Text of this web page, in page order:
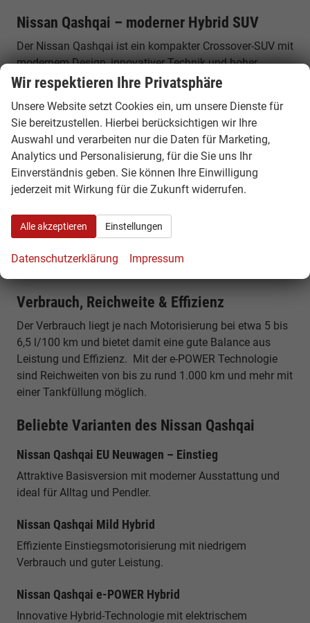
Nissan Qashqai – moderner Hybrid SUV
Der Nissan Qashqai ist ein kompakter Crossover-SUV mit
modernem Design, innovativer Technik und hoher
Alltagstauglichkeit. Er kombiniert die Vorteile eines SUVs
Ausstattung.
Motoren, Leistung & Hybrid-Technologie
Der Nissan Qashqai ist als Mild-Hybrid und mit
innovativer e-POWER Hybrid-Technologie erhältlich. Die
ein elektrisches Fahrgefühl, da die Räder ausschließlich
vom Elektromotor angetrieben werden. Gleichzeitig
übernimmt ein Benzinmotor die Stromerzeugung,
wodurch kein externes Laden notwendig ist.
Verbrauch, Reichweite & Effizienz
Der Verbrauch liegt je nach Motorisierung bei etwa 5 bis
6,5 l/100 km und bietet damit eine gute Balance aus
Leistung und Effizienz. Mit der e-POWER Technologie
sind Reichweiten von bis zu rund 1.000 km und mehr mit
einer Tankfüllung möglich.
Beliebte Varianten des Nissan Qashqai
Nissan Qashqai EU Neuwagen – Einstieg
Attraktive Basisversion mit moderner Ausstattung und
ideal für Alltag und Pendler.
Nissan Qashqai Mild Hybrid
Effiziente Einstiegsmotorisierung mit niedrigem
Verbrauch und guter Leistung.
Nissan Qashqai e-POWER Hybrid
Innovative Hybrid-Technologie mit elektrischem
Wir respektieren Ihre Privatsphäre
Unsere Website setzt Cookies ein, um unsere Dienste für
Sie bereitzustellen. Hierbei berücksichtigen wir Ihre
Auswahl und verarbeiten nur die Daten für Marketing,
Analytics und Personalisierung, für die Sie uns Ihr
Einverständnis geben. Sie können Ihre Einwilligung
jederzeit mit Wirkung für die Zukunft widerrufen.
Alle akzeptieren Einstellungen
Datenschutzerklärung Impressum